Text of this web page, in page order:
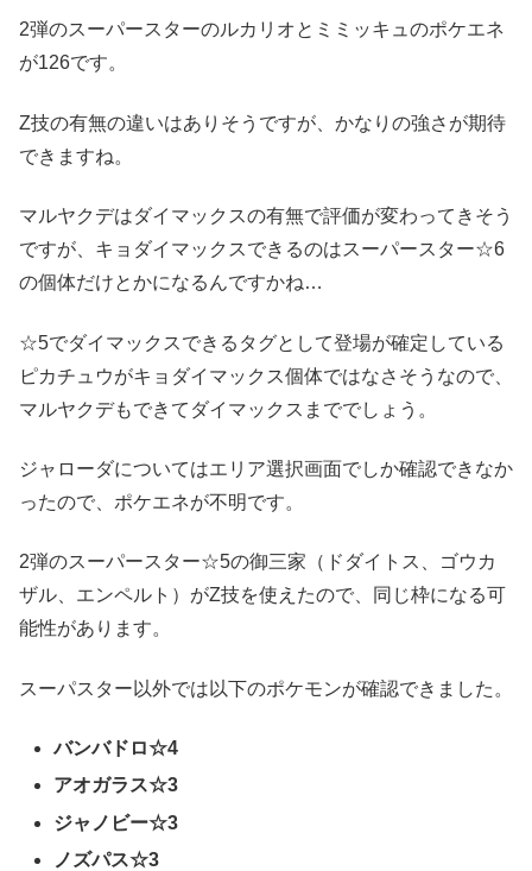
2弾のスーパースターのルカリオとミミッキュのポケエネ
が126です。
Z技の有無の違いはありそうですが、かなりの強さが期待
できますね。
マルヤクデはダイマックスの有無で評価が変わってきそう
ですが、キョダイマックスできるのはスーパースター☆6
の個体だけとかになるんですかね…
☆5でダイマックスできるタグとして登場が確定している
ピカチュウがキョダイマックス個体ではなさそうなので、
マルヤクデもできてダイマックスまででしょう。
ジャローダについてはエリア選択画面でしか確認できなか
ったので、ポケエネが不明です。
2弾のスーパースター☆5の御三家（ドダイトス、ゴウカ
ザル、エンペルト）がZ技を使えたので、同じ枠になる可
能性があります。
スーパスター以外では以下のポケモンが確認できました。
バンバドロ☆4
アオガラス☆3
ジャノビー☆3
ノズパス☆3